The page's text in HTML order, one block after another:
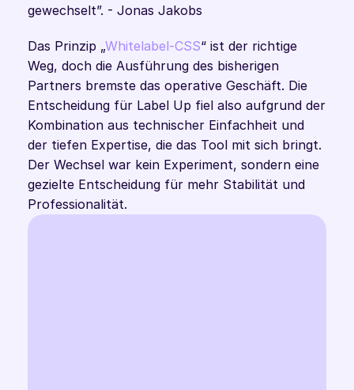
gewechselt”. - Jonas Jakobs
Das Prinzip „Whitelabel-CSS“ ist der richtige
Weg, doch die Ausführung des bisherigen
Partners bremste das operative Geschäft. Die
Entscheidung für Label Up fiel also aufgrund der
Kombination aus technischer Einfachheit und
der tiefen Expertise, die das Tool mit sich bringt.
Der Wechsel war kein Experiment, sondern eine
gezielte Entscheidung für mehr Stabilität und
Professionalität.